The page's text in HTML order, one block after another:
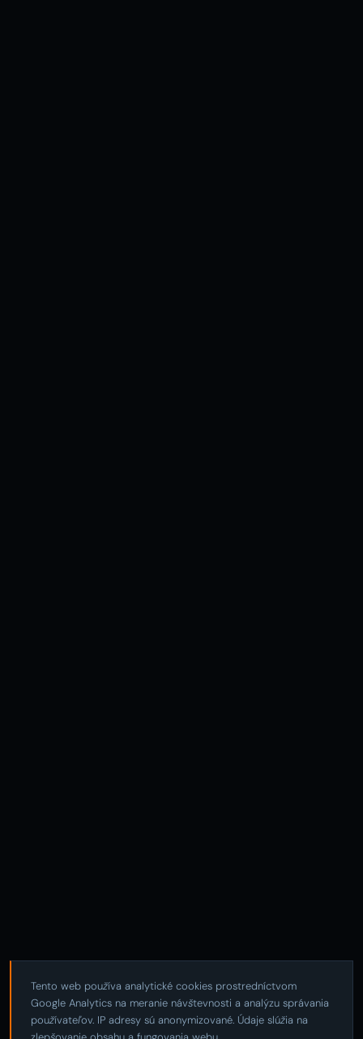
Tento web používa analytické cookies prostredníctvom
Google Analytics na meranie návštevnosti a analýzu správania
používateľov. IP adresy sú anonymizované. Údaje slúžia na